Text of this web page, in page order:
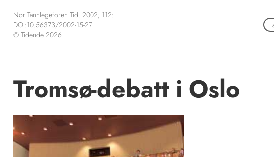
Nor Tannlegeforen Tid. 2002; 112:
DOI:10.56373/2002-15-27
© Tidende 2026
Tromsø-debatt i Oslo